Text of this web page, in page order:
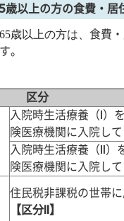
以上の方の食費・居
歳以上の方は、 食費
。
区分
入院時生活療養（I）
険医療機関に入院し
入院時生活療養（II）
険医療機関に入院し
住民税非課税の世帯
【区分II】